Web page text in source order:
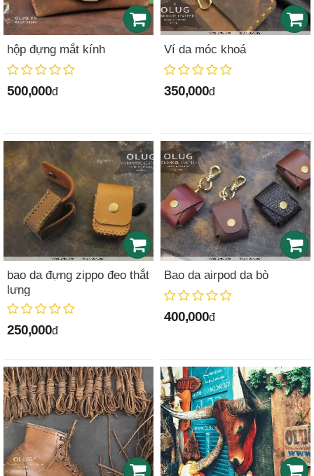
hộp đựng mắt kính
500,000đ
Ví da móc khoá
350,000đ
bao da đựng zippo đeo thắt
lưng
250,000đ
Bao da airpod da bò
400,000đ